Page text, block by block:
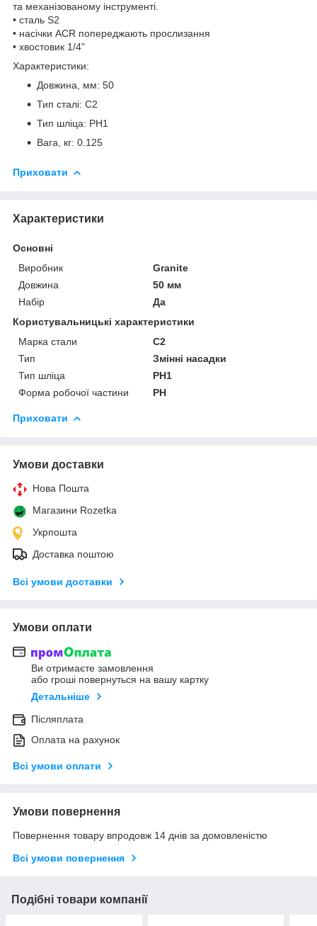
та механізованому інструменті.
• сталь S2
• насічки ACR попереджають прослизання
• хвостовик 1/4"
Характеристики:
Довжина, мм: 50
Тип сталі: С2
Тип шліца: PH1
Вага, кг: 0.125
Приховати
Характеристики
Основні
Виробник
Granite
Довжина
50 мм
Набір
Да
Користувальницькі характеристики
Марка стали
С2
Тип
Змінні насадки
Тип шліца
PH1
Форма робочої частини
PH
Приховати
Умови доставки
Нова Пошта
Магазини Rozetka
Укрпошта
Доставка поштою
Всі умови доставки
Умови оплати
Ви отримаєте замовлення
або гроші повернуться на вашу картку
Детальніше
Післяплата
Оплата на рахунок
Всі умови оплати
Умови повернення
Повернення товару впродовж 14 днів за домовленістю
Всі умови повернення
Подібні товари компанії